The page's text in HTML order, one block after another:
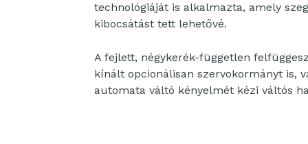
technológiáját is alkalmazta, amely
kibocsátást tett lehetővé.
A fejlett, négykerék-független
kínált opcionálisan szervokormányt is,
automata váltó kényelmét kézi váltós